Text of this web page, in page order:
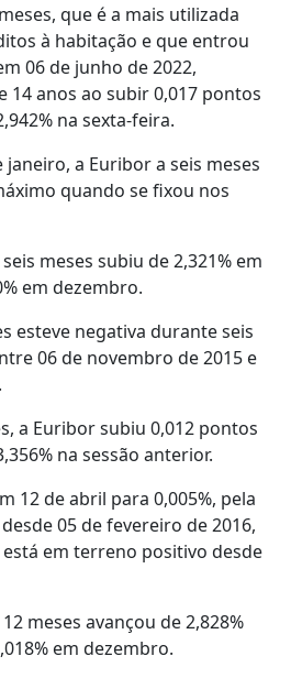
que é a mais utilizada
à habitação e que entrou
06 de junho de 2022,
14 anos ao subir 0,017 pontos
na sexta-feira.
janeiro, a Euribor a seis meses
quando se fixou nos
meses subiu de 2,321% em
em dezembro.
esteve negativa durante seis
06 de novembro de 2015 e
a Euribor subiu 0,012 pontos
na sessão anterior.
12 de abril para 0,005%, pela
05 de fevereiro de 2016,
em terreno positivo desde
meses avançou de 2,828%
em dezembro.